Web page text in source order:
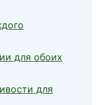
для обоих
для